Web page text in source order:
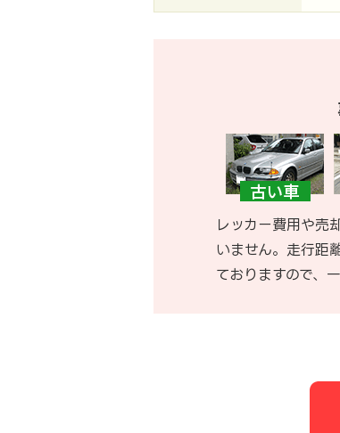
レッカー費用や売
いません。走行距
ておりますので、